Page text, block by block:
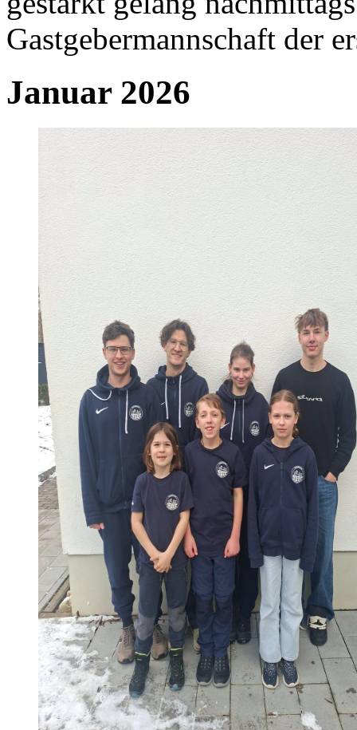
Gastgebermannschaft der
Januar 2026